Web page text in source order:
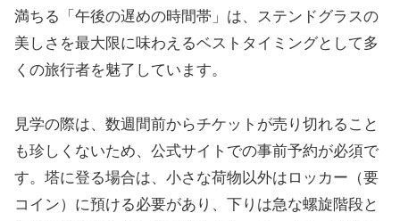
満ちる「午後の遅めの時間帯」は、ステンドグラスの
美しさを最大限に味わえるベストタイミングとして多
くの旅行者を魅了しています。
見学の際は、数週間前からチケットが売り切れること
も珍しくないため、公式サイトでの事前予約が必須で
す。塔に登る場合は、小さな荷物以外はロッカー（要
コイン）に預ける必要があり、下りは急な螺旋階段と